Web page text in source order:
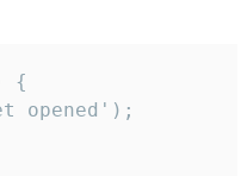
{
opened');